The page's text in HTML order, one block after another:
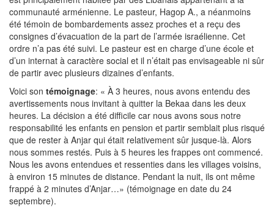
communauté arménienne. Le pasteur, Hagop A., a néanmoins
été témoin de bombardements assez proches et a reçu des
consignes d’évacuation de la part de l’armée israélienne. Cet
ordre n’a pas été suivi. Le pasteur est en charge d’une école et
d’un internat à caractère social et il n’était pas envisageable ni sûr
de partir avec plusieurs dizaines d’enfants.
Voici son témoignage: « À 3 heures, nous avons entendu des
avertissements nous invitant à quitter la Bekaa dans les deux
heures. La décision a été difficile car nous avons sous notre
responsabilité les enfants en pension et partir semblait plus risqué
que de rester à Anjar qui était relativement sûr jusque-là. Alors
nous sommes restés. Puis à 5 heures les frappes ont commencé.
Nous les avons entendues et ressenties dans les villages voisins,
à environ 15 minutes de distance. Pendant la nuit, ils ont même
frappé à 2 minutes d’Anjar…» (témoignage en date du 24
septembre).